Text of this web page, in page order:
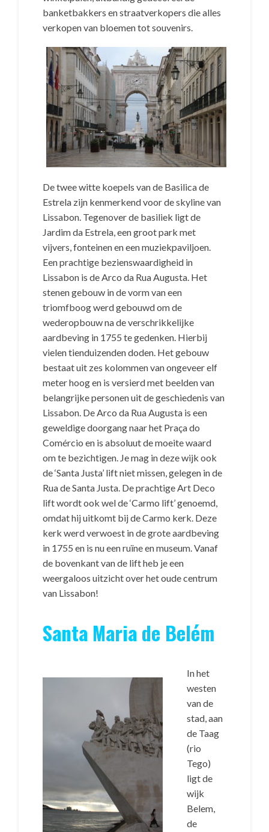
banketbakkers en straatverkopers die alles
verkopen van bloemen tot souvenirs.
De twee witte koepels van de Basilica de
Estrela zijn kenmerkend voor de skyline van
Lissabon. Tegenover de basiliek ligt de
Jardim da Estrela, een groot park met
vijvers, fonteinen en een muziekpaviljoen.
Een prachtige bezienswaardigheid in
Lissabon is de Arco da Rua Augusta. Het
stenen gebouw in de vorm van een
triomfboog werd gebouwd om de
wederopbouw na de verschrikkelijke
aardbeving in 1755 te gedenken. Hierbij
vielen tienduizenden doden. Het gebouw
bestaat uit zes kolommen van ongeveer elf
meter hoog en is versierd met beelden van
belangrijke personen uit de geschiedenis van
Lissabon. De Arco da Rua Augusta is een
geweldige doorgang naar het Praça do
Comércio en is absoluut de moeite waard
om te bezichtigen. Je mag in deze wijk ook
de ‘Santa Justa’ lift niet missen, gelegen in de
Rua de Santa Justa. De prachtige Art Deco
lift wordt ook wel de ‘Carmo lift’ genoemd,
omdat hij uitkomt bij de Carmo kerk. Deze
kerk werd verwoest in de grote aardbeving
in 1755 en is nu een ruïne en museum. Vanaf
de bovenkant van de lift heb je een
weergaloos uitzicht over het oude centrum
van Lissabon!
Santa Maria de Belém
In het
westen
van de
stad, aan
de Taag
(rio
Tego)
ligt de
wijk
Belem,
de